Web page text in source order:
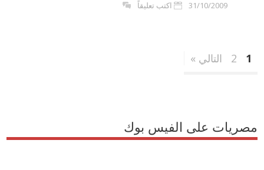
31/10/2009 اكتب تعليقاً
1
2 التالي »
مصريات على الفيس بوك